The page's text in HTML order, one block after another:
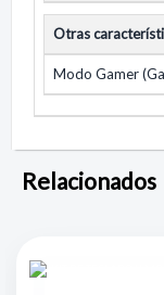
Otras
Modo Gamer
Relacionados